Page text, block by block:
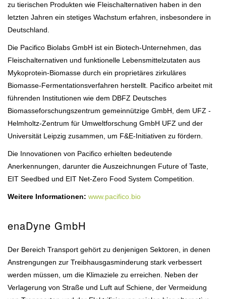
zu tierischen Produkten wie Fleischalternativen haben in den
letzten Jahren ein stetiges Wachstum erfahren, insbesondere in
Deutschland.
Die Pacifico Biolabs GmbH ist ein Biotech-Unternehmen, das
Fleischalternativen und funktionelle Lebensmittelzutaten aus
Mykoprotein-Biomasse durch ein proprietäres zirkuläres
Biomasse-Fermentationsverfahren herstellt. Pacifico arbeitet mit
führenden Institutionen wie dem DBFZ Deutsches
Biomasseforschungszentrum gemeinnützige GmbH, dem UFZ -
Helmholtz-Zentrum für Umweltforschung GmbH UFZ und der
Universität Leipzig zusammen, um F&E-Initiativen zu fördern.
Die Innovationen von Pacifico erhielten bedeutende
Anerkennungen, darunter die Auszeichnungen Future of Taste,
EIT Seedbed und EIT Net-Zero Food System Competition.
Weitere Informationen: www.pacifico.bio
enaDyne GmbH
Der Bereich Transport gehört zu denjenigen Sektoren, in denen
Anstrengungen zur Treibhausgasminderung stark verbessert
werden müssen, um die Klimaziele zu erreichen. Neben der
Verlagerung von Straße und Luft auf Schiene, der Vermeidung